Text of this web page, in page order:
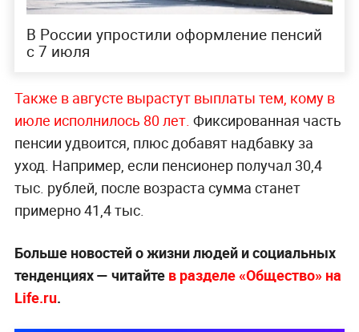
В России упростили оформление пенсий
с 7 июля
Также в августе вырастут выплаты тем, кому в
июле исполнилось 80 лет. Фиксированная часть
пенсии удвоится, плюс добавят надбавку за
уход. Например, если пенсионер получал 30,4
тыс. рублей, после возраста сумма станет
примерно 41,4 тыс.
Больше новостей о жизни людей и социальных
тенденциях — читайте в разделе «Общество» на
Life.ru.